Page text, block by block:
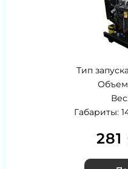
Тип
Объем
Габариты: